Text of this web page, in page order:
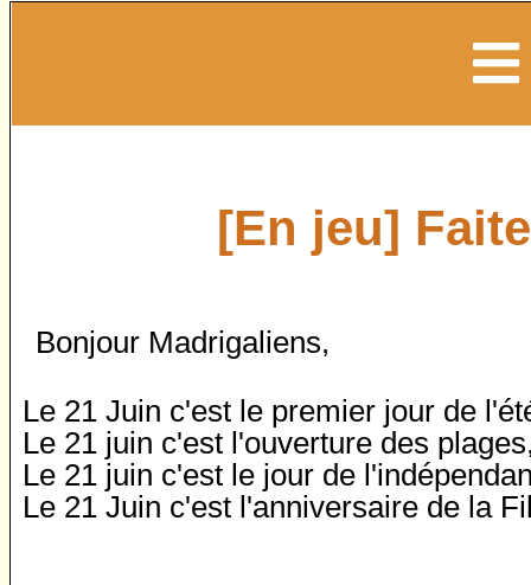
[En jeu]
Bonjour Madrigaliens,
Le 21 Juin c'est le premier jour de
Le 21 juin c'est l'ouverture des
Le 21 juin c'est le jour de
Le 21 Juin c'est l'anniversaire de la